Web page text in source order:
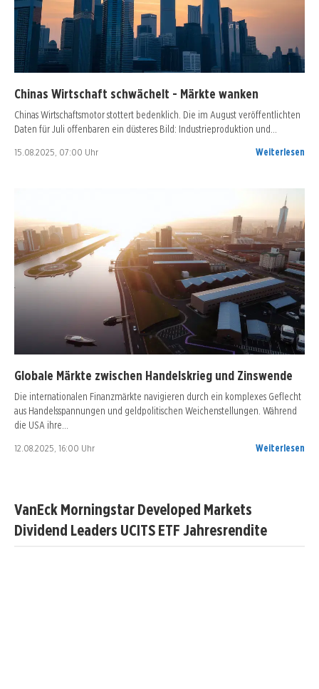
Chinas Wirtschaft schwächelt - Märkte wanken
Chinas Wirtschaftsmotor stottert bedenklich. Die im August veröffentlichten
Daten für Juli offenbaren ein düsteres Bild: Industrieproduktion und…
15.08.2025, 07:00 Uhr Weiterlesen
Globale Märkte zwischen Handelskrieg und Zinswende
Die internationalen Finanzmärkte navigieren durch ein komplexes Geflecht
aus Handelsspannungen und geldpolitischen Weichenstellungen. Während
die USA ihre…
12.08.2025, 16:00 Uhr Weiterlesen
VanEck Morningstar Developed Markets
Dividend Leaders UCITS ETF Jahresrendite